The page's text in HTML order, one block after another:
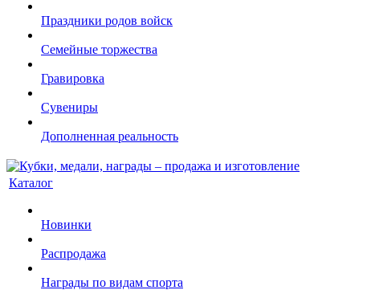
Праздники родов войск
Семейные торжества
Гравировка
Сувениры
Дополненная реальность
Каталог
Новинки
Распродажа
Награды по видам спорта